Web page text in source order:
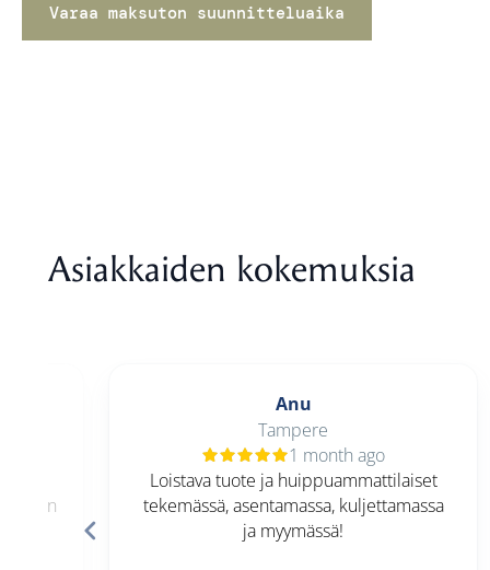
Varaa maksuton suunnitteluaika
Asiakkaiden kokemuksia
Anu
Tampere
1 month ago
Loistava tuote ja huippuammattilaiset
tekemässä, asentamassa, kuljettamassa
ja myymässä!